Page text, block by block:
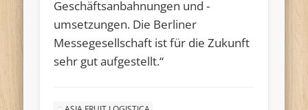
Geschäftsanbahnungen und -
umsetzungen. Die Berliner
Messegesellschaft ist für die Zukunft
sehr gut aufgestellt.“